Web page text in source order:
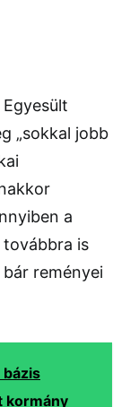
„sokkal jobb
a
is
reményei
bázis
kormány